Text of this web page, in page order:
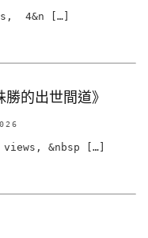
4&n […]
的出世間道》
&nbsp […]